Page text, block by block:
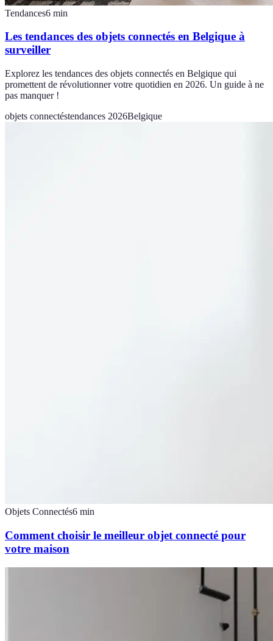
Tendances6 min
Les tendances des objets connectés en Belgique à
surveiller
Explorez les tendances des objets connectés en Belgique qui
promettent de révolutionner votre quotidien en 2026. Un guide à ne
pas manquer !
objets connectéstendances 2026Belgique
Objets Connectés6 min
Comment choisir le meilleur objet connecté pour
votre maison